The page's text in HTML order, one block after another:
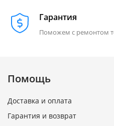
Гарантия
Поможем с ремонтом
Помощь
Доставка и оплата
Гарантия и возврат